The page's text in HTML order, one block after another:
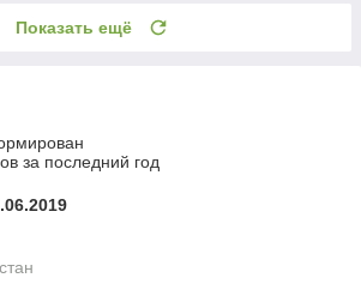
Показать ещё
за последний год